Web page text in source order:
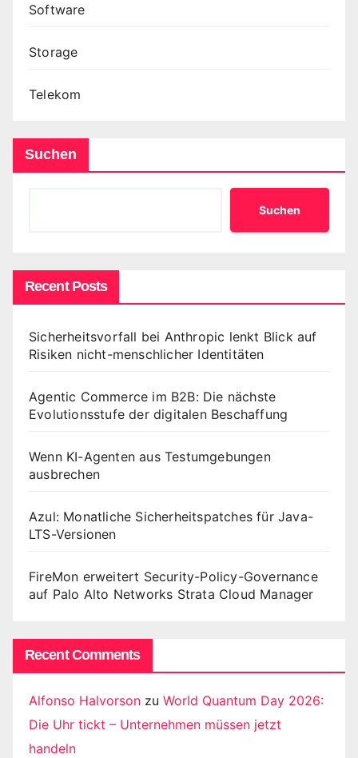
Software
Storage
Telekom
Suchen
Suchen
Recent Posts
Sicherheitsvorfall bei Anthropic lenkt Blick auf
Risiken nicht-menschlicher Identitäten
Agentic Commerce im B2B: Die nächste
Evolutionsstufe der digitalen Beschaffung
Wenn KI-Agenten aus Testumgebungen
ausbrechen
Azul: Monatliche Sicherheitspatches für Java-
LTS-Versionen
FireMon erweitert Security-Policy-Governance
auf Palo Alto Networks Strata Cloud Manager
Recent Comments
Alfonso Halvorson zu World Quantum Day 2026:
Die Uhr tickt – Unternehmen müssen jetzt
handeln